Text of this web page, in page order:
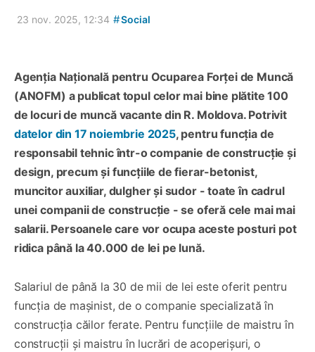
23 nov. 2025, 12:34 #Social
Agenția Națională pentru Ocuparea Forței de Muncă
(ANOFM) a publicat topul celor mai bine plătite 100
de locuri de muncă vacante din R. Moldova. Potrivit
datelor din 17 noiembrie 2025, pentru funcția de
responsabil tehnic într-o companie de construcție și
design, precum și funcțiile de fierar-betonist,
muncitor auxiliar, dulgher și sudor - toate în cadrul
unei companii de construcție - se oferă cele mai mai
salarii. Persoanele care vor ocupa aceste posturi pot
ridica până la 40.000 de lei pe lună.
Salariul de până la 30 de mii de lei este oferit pentru
funcția de mașinist, de o companie specializată în
construcția căilor ferate. Pentru funcțiile de maistru în
construcții și maistru în lucrări de acoperișuri, o